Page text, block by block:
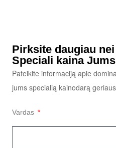
Pirksite daugiau
Speciali kaina
Pateikite informaciją apie
jums specialią kainodarą
Vardas